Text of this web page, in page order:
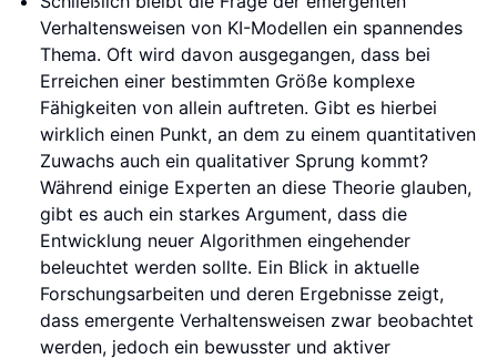
Verhaltensweisen von KI-Modellen ein spannendes
Thema. Oft wird davon ausgegangen, dass bei
Erreichen einer bestimmten Größe komplexe
Fähigkeiten von allein auftreten. Gibt es hierbei
wirklich einen Punkt, an dem zu einem quantitativen
Zuwachs auch ein qualitativer Sprung kommt?
Während einige Experten an diese Theorie glauben,
gibt es auch ein starkes Argument, dass die
Entwicklung neuer Algorithmen eingehender
beleuchtet werden sollte. Ein Blick in aktuelle
Forschungsarbeiten und deren Ergebnisse zeigt,
dass emergente Verhaltensweisen zwar beobachtet
werden, jedoch ein bewusster und aktiver